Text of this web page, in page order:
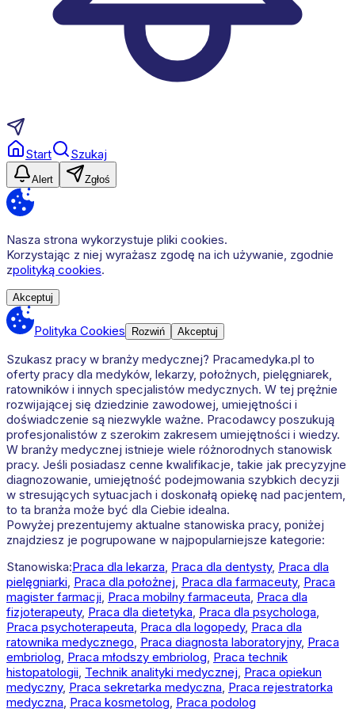
Start Szukaj
Alert Zgłoś
Nasza strona wykorzystuje pliki cookies.
Korzystając z niej wyrażasz zgodę na ich używanie, zgodnie
zpolityką cookies.
Akceptuj
Polityka Cookies Rozwiń Akceptuj
Szukasz pracy w branży medycznej? Pracamedyka.pl to
oferty pracy dla medyków, lekarzy, położnych, pielęgniarek,
ratowników i innych specjalistów medycznych. W tej prężnie
rozwijającej się dziedzinie zawodowej, umiejętności i
doświadczenie są niezwykle ważne. Pracodawcy poszukują
profesjonalistów z szerokim zakresem umiejętności i wiedzy.
W branży medycznej istnieje wiele różnorodnych stanowisk
pracy. Jeśli posiadasz cenne kwalifikacje, takie jak precyzyjne
diagnozowanie, umiejętność podejmowania szybkich decyzji
w stresujących sytuacjach i doskonałą opiekę nad pacjentem,
to ta branża może być dla Ciebie idealna.
Powyżej prezentujemy aktualne stanowiska pracy, poniżej
znajdziesz je pogrupowane w najpopularniejsze kategorie:
Stanowiska:Praca dla lekarza Praca dla dentysty, Praca dla
pielęgniarki Praca dla położnej Praca dla farmaceuty, Praca
magister farmacji Praca mobilny farmaceuta Praca dla
fizjoterapeuty, Praca dla dietetyka Praca dla psychologa
Praca psychoterapeuta Praca dla logopedy, Praca dla
ratownika medycznego Praca diagnosta laboratoryjny, Praca
embriolog Praca młodszy embriolog Praca technik
histopatologii Technik analityki medycznej Praca opiekun
medyczny, Praca sekretarka medyczna Praca rejestratorka
medyczna Praca kosmetolog Praca podolog